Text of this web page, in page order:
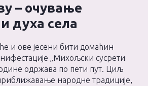
– очување
духа села
и ове јесени бити домаћин
„Михољски сусрети
одржава по пети пут. Циљ
народне традиције,